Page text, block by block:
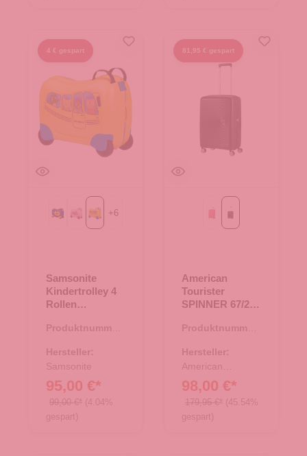
4 € gespart
Mickey Happy
Minnie Flower Power
School Bus
+6
Samsonite
Kindertrolley 4
Rollen
School Bus
Produktnummer:
Hersteller:
Samsonite
95,00 €*
99,00 €* (4.04%
gespart)
81,95 € gespart
SUN KISSED CORAL
bass black
American
Tourister
SPINNER 67/24
Soundbox bass
Produktnummer:
Hersteller:
American
Tourister
98,00 €*
179,95 €* (45.54%
gespart)